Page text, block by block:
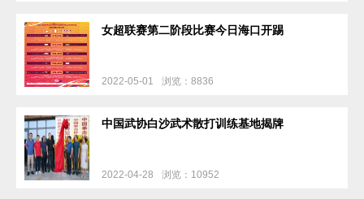
女超联赛第二阶段比赛今日海口开踢
2022-05-01 浏览：8836
中国武协白沙武术散打训练基地揭牌
2022-04-28 浏览：10952